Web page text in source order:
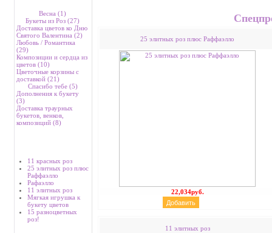
Весна (1)
Букеты из Роз (27)
Доставка цветов ко Дню
Святого Валентина (2)
Любовь / Романтика
(29)
Композиции и сердца из
цветов (10)
Цветочные корзины с
доставкой (21)
Спасибо тебе (5)
Дополнения к букету
(3)
Доставка траурных
букетов, венков,
композиций (8)
11 красных роз
25 элитных роз плюс
Раффаэлло
Рафаэлло
11 элитных роз
Мягкая игрушка к
букету цветов
15 разноцветных
роз!
25 элитных роз плюс Раффаэлло
22,034руб.
11 элитных роз